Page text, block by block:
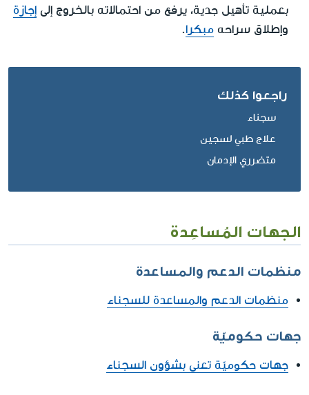
بعملية تأهيل جدية، يرفع من احتمالاته بالخروج إلى إجازة
وإطلاق سراحه مبكرا.
راجعوا كذلك
سجناء
علاج طبي لسجين
متضرري الإدمان
الجهات المُساعِدة
منظمات الدعم والمساعدة
منظمات الدعم والمساعدة للسجناء
جهات حكوميّة
جهات حكوميّة تعنى بشؤون السجناء